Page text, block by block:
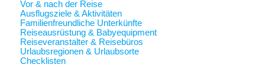
Vor & nach der Reise
Ausflugsziele & Aktivitäten
Familienfreundliche Unterkünfte
Reiseausrüstung & Babyequipment
Reiseveranstalter & Reisebüros
Urlaubsregionen & Urlaubsorte
Checklisten